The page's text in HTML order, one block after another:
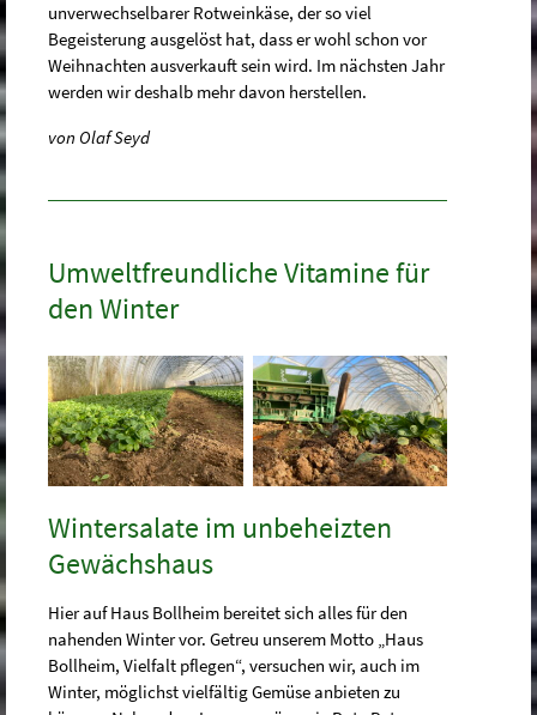
unverwechselbarer Rotweinkäse, der so viel
Begeisterung ausgelöst hat, dass er wohl schon vor
Weihnachten ausverkauft sein wird. Im nächsten Jahr
werden wir deshalb mehr davon herstellen.
von Olaf Seyd
Umweltfreundliche Vitamine für
den Winter
Wintersalate im unbeheizten
Gewächshaus
Hier auf Haus Bollheim bereitet sich alles für den
nahenden Winter vor. Getreu unserem Motto „Haus
Bollheim, Vielfalt pflegen“, versuchen wir, auch im
Winter, möglichst vielfältig Gemüse anbieten zu